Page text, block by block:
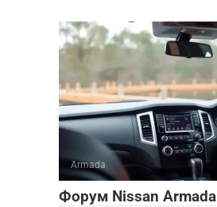
Armada
Форум Nissan Armada